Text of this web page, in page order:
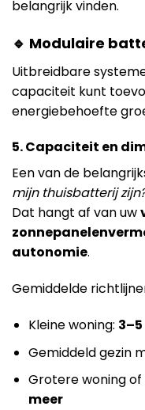
belangrijk vinden.
🔹 Modulaire
Uitbreidbare
capaciteit kunt
energiebehoefte
5. Capaciteit en
Een van de
mijn thuisbatterij
Dat hangt af van uw
autonomie.
Gemiddelde
Kleine woning:
Gemiddeld gezin
Grotere woning
meer